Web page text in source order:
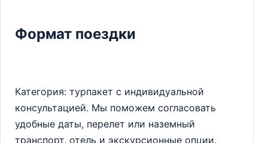
Формат поездки
Категория: турпакет с индивидуальной
консультацией. Мы поможем согласовать
удобные даты, перелет или наземный
транспорт, отель и экскурсионные опции.